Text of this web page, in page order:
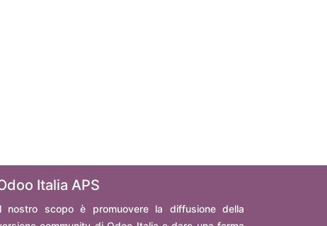
Italia APS
nostro scopo è promuovere la diffusione della